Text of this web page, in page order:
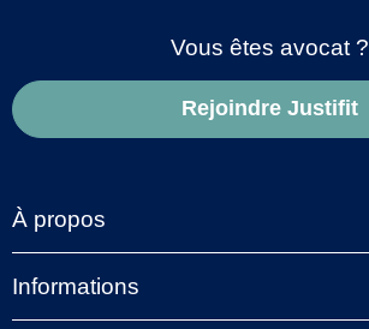
Vous êtes avocat ?
Rejoindre Justifit
À propos
Informations